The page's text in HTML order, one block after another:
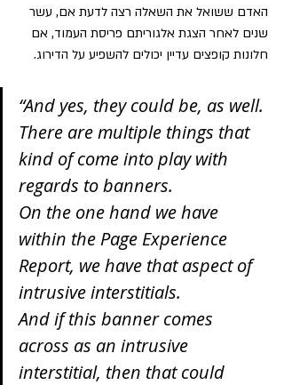
האדם ששואל את השאלה רצה לדעת אם, עשר
שנים לאחר הצגת אלגוריתם פריסת העמוד, אם
חלונות קופצים עדיין יכולים להשפיע על הדירוג.
“And yes, they could be, as well.
There are multiple things that
kind of come into play with
regards to banners.
On the one hand we have
within the Page Experience
Report, we have that aspect of
intrusive interstitials.
And if this banner comes
across as an intrusive
interstitial, then that could